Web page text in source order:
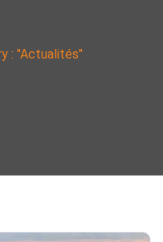
: "Actualités"